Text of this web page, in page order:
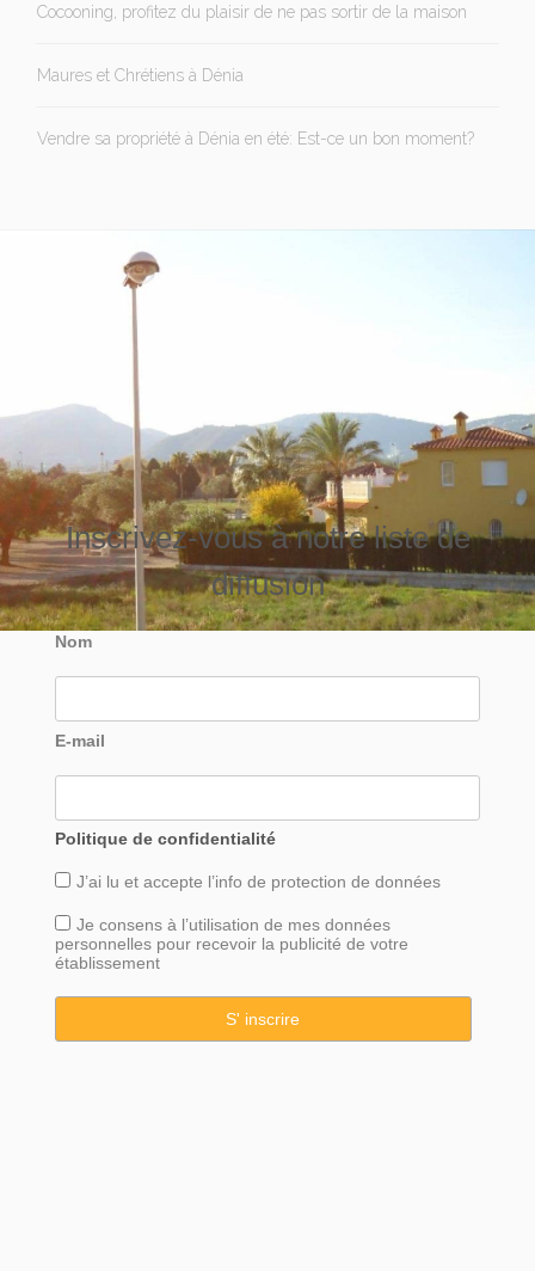
Cocooning, profitez du plaisir de ne pas sortir de la maison
Maures et Chrétiens à Dénia
Vendre sa propriété à Dénia en été: Est-ce un bon moment?
Inscrivez-vous à notre liste de
diffusion
Nom
E-mail
Politique de confidentialité
J’ai lu et accepte l’info de protection de données
Je consens à l’utilisation de mes données
personnelles pour recevoir la publicité de votre
établissement